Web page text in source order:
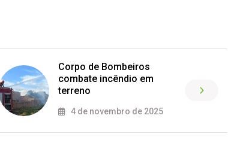
Corpo de Bombeiros
combate incêndio em
terreno
4 de novembro de 2025